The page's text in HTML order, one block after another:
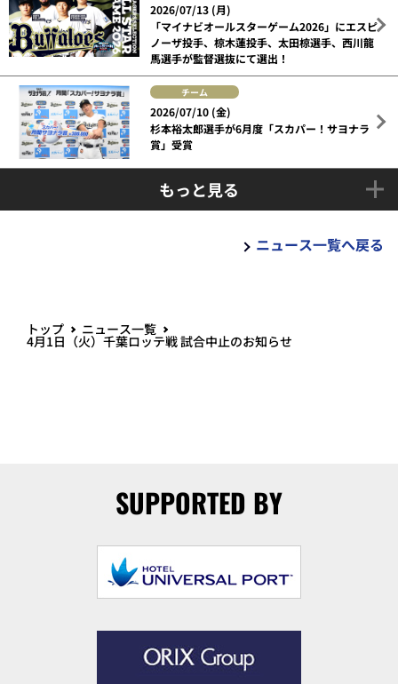
2026/07/13 (月)
「マイナビオールスターゲーム2026」にエスピ
ノーザ投手、椋木蓮投手、太田椋選手、西川龍
馬選手が監督選抜にて選出！
チーム
2026/07/10 (金)
杉本裕太郎選手が6月度「スカパー！サヨナラ
賞」受賞
もっと見る
ニュース一覧へ戻る
トップ ニュース一覧
4月1日（火）千葉ロッテ戦 試合中止のお知らせ
SUPPORTED BY